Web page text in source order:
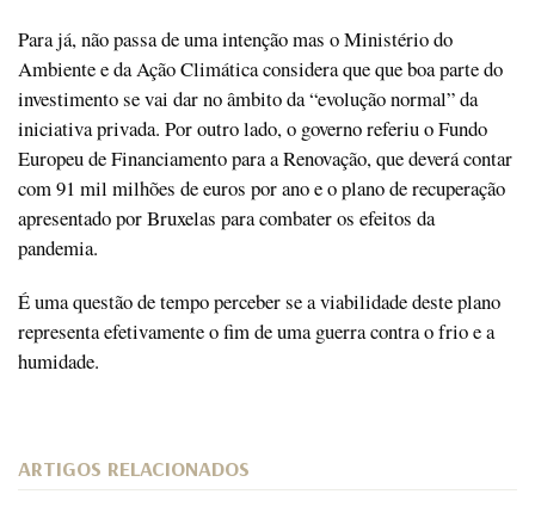
Para já, não passa de uma intenção mas o Ministério do
Ambiente e da Ação Climática considera que que boa parte do
investimento se vai dar no âmbito da “evolução normal” da
iniciativa privada. Por outro lado, o governo referiu o Fundo
Europeu de Financiamento para a Renovação, que deverá contar
com 91 mil milhões de euros por ano e o plano de recuperação
apresentado por Bruxelas para combater os efeitos da
pandemia.
É uma questão de tempo perceber se a viabilidade deste plano
representa efetivamente o fim de uma guerra contra o frio e a
humidade.
ARTIGOS RELACIONADOS